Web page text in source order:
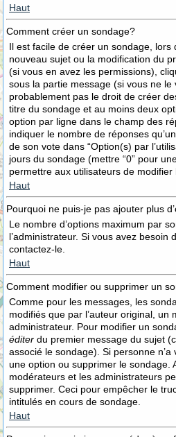
Haut
Comment créer un sondage?
Il est facile de créer un sondage, lors
nouveau sujet ou la modification du
(si vous en avez les permissions),
sous la partie message (si vous ne le
probablement pas le droit de créer
titre du sondage et au moins deux
option par ligne dans le champ des
indiquer le nombre de réponses
de son vote dans “Option(s) par
jours du sondage (mettre “0” pour
permettre aux utilisateurs de modifier
Haut
Pourquoi ne puis-je pas ajouter plus
Le nombre d’options maximum par
l’administrateur. Si vous avez besoin
contactez-le.
Haut
Comment modifier ou supprimer un
Comme pour les messages, les
modifiés que par l’auteur original, un
administrateur. Pour modifier un
éditer du premier message du sujet
associé le sondage). Si personne n’a
une option ou supprimer le sondage.
modérateurs et les administrateurs
supprimer. Ceci pour empêcher le
intitulés en cours de sondage.
Haut